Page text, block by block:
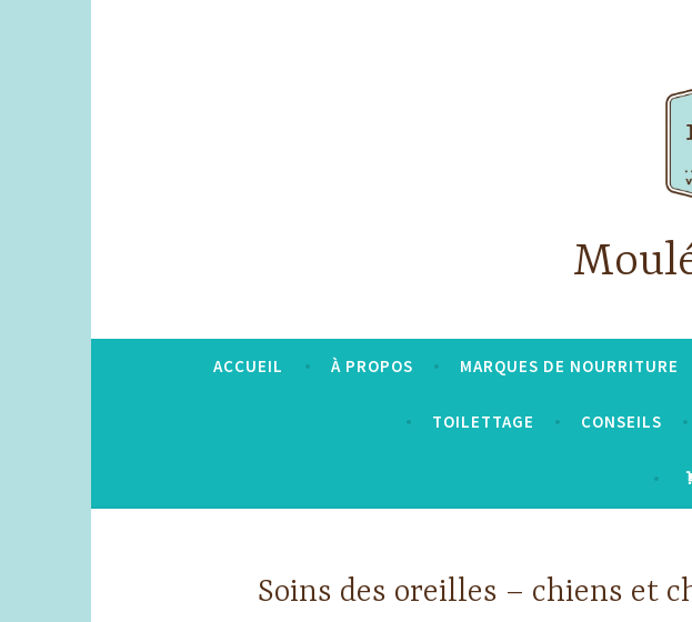
ACCUEIL À PROPOS MARQUES DE NOURRITURE
TOILETTAGE CONSEILS
Soins des oreilles – chiens et